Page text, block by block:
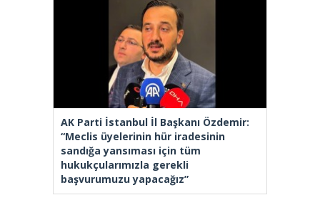
AK Parti İstanbul İl Başkanı Özdemir:
“Meclis üyelerinin hür iradesinin
sandığa yansıması için tüm
hukukçularımızla gerekli
başvurumuzu yapacağız”